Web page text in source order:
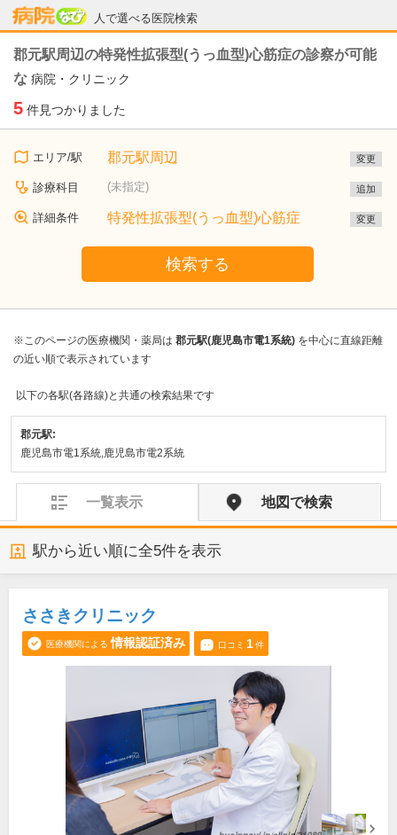
人で選べる医院検索
病院なび
郡元駅周辺の特発性拡張型(うっ血型)心筋症の診察が可能
な 病院・クリニック
5 件見つかりました
エリア/駅 郡元駅周辺 変更
診療科目 (未指定) 追加
詳細条件 特発性拡張型(うっ血型)心筋症 変更
検索する
※このページの医療機関・薬局は 郡元駅(鹿児島市電1系統) を中心に直線距離
の近い順で表示されています
以下の各駅(各路線)と共通の検索結果です
郡元駅:
鹿児島市電1系統,鹿児島市電2系統
一覧表示 地図で検索
駅から近い順に全5件を表示
ささきクリニック
医療機関による 情報認証済み 口コミ 1件